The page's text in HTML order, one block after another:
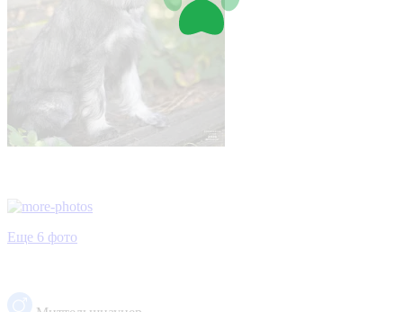
Еще 6 фото